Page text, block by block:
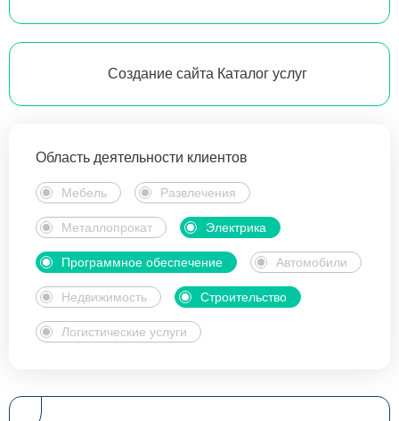
Создание сайта Каталог услуг
Область деятельности клиентов
Мебель Развлечения
Металлопрокат Электрика
Программное обеспечение Автомобили
Недвижимость Строительство
Логистические услуги